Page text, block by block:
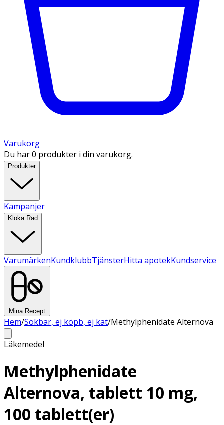
Varukorg
Du har 0 produkter i din varukorg.
Produkter
Kampanjer
Kloka Råd
VarumärkenKundklubbTjänsterHitta apotekKundservice
Mina Recept
Hem/Sökbar, ej köpb, ej kat/Methylphenidate Alternova
Läkemedel
Methylphenidate
Alternova, tablett 10 mg,
100 tablett(er)